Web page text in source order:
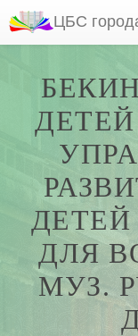
ЦБС
ДЕТЕЙ
ДЛЯ
МУЗ.